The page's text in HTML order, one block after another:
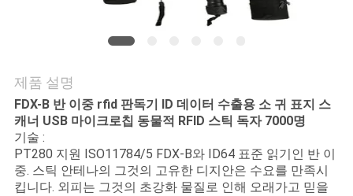
락
주
세
제품 설명
FDX-B 반 이중 rfid 판독기 ID 데이터 수출용 소 귀 표지 스
캐너 USB 마이크로칩 동물적 RFID 스틱 독자 7000명
기술 :
PT280 지원 ISO11784/5 FDX-B와 ID64 표준 읽기인 반 이
중. 스틱 안테나의 그것의 고유한 디지안은 수요를 만족시
킵니다. 외피는 그것의 초강화 물질로 인해 오래가고 믿을